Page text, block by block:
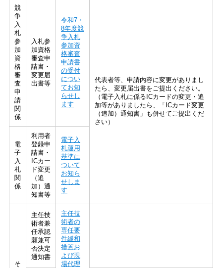
競
争
入
札
参
加
資
格
審
査
申
請
関
係
入札参
加資格
審査申
請書・
変更届
出書等
令和7・
8年度競
争入札
参加資
格審査
申請書
の受付
につい
てお知
らせし
ます
代表者等、申請内容に変更がありまし
たら、変更届出書をご提出ください。
（電子入札に係るICカードの変更・追
加等がありましたら、「ICカード変更
（追加）通知書」も併せてご提出くだ
さい）
電
子
入
札
関
係
利用者
登録申
請書・
ICカー
ド変更
（追
加）通
知書等
電子入
札運用
基準に
ついて
お知ら
せしま
す
そ
主任技
術者兼
任承認
願兼可
否決定
通知書
主任技
術者の
専任要
件緩和
措置お
よび現
場代理